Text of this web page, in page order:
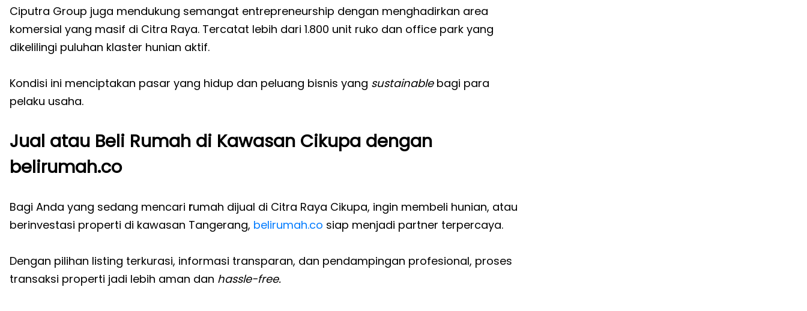
Ciputra Group juga mendukung semangat entrepreneurship dengan menghadirkan area
komersial yang masif di Citra Raya. Tercatat lebih dari 1.800 unit ruko dan office park yang
dikelilingi puluhan klaster hunian aktif.
Kondisi ini menciptakan pasar yang hidup dan peluang bisnis yang sustainablebagi para
pelaku usaha.
Jual atau Beli Rumah di Kawasan Cikupa dengan
belirumah.co
Bagi Anda yang sedang mencari rumah dijual di Citra Raya Cikupa, ingin membeli hunian, atau
berinvestasi properti di kawasan Tangerang, belirumah.co siap menjadi partner terpercaya.
Dengan pilihan listing terkurasi, informasi transparan, dan pendampingan profesional, proses
transaksi properti jadi lebih aman dan hassle-free.